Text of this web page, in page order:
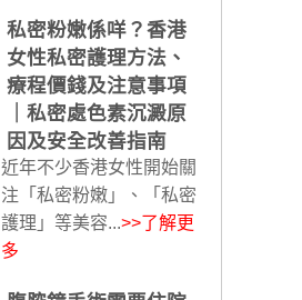
私密粉嫩係咩？香港
女性私密護理方法、
療程價錢及注意事項
｜私密處色素沉澱原
因及安全改善指南
近年不少香港女性開始關
注「私密粉嫩」、「私密
護理」等美容...>>了解更
多